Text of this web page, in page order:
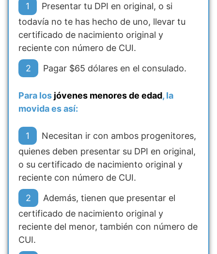
Presentar tu DPI en original, o si
todavía no te has hecho de uno, llevar tu
certificado de nacimiento original y
reciente con número de CUI.
Pagar $65 dólares en el consulado.
Para los jóvenes menores de edad, la
movida es así:
Necesitan ir con ambos progenitores,
quienes deben presentar su DPI en original,
o su certificado de nacimiento original y
reciente con número de CUI.
Además, tienen que presentar el
certificado de nacimiento original y
reciente del menor, también con número de
CUI.